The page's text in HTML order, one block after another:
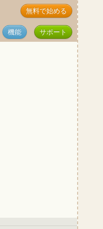
無料で始める
機能 サポート